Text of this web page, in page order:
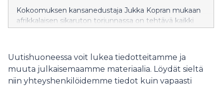
Kokoomuksen kansanedustaja Jukka Kopran mukaan
afrikkalaisen sikaruton torjunnassa on tehtävä kaikki
mahdollinen taudin leviämisen estämiseksi. Samalla on
tehokkaita ja niiden vaikutukset elinkeinoihin jäävät
mahdollisimman vähäisiksi.
Uutishuoneessa voit lukea tiedotteitamme ja
muuta julkaisemaamme materiaalia. Löydät sieltä
niin yhteyshenkilöidemme tiedot kuin vapaasti